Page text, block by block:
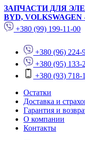
ЗАПЧАСТИ ДЛЯ
BYD,
+380 (99) 199-11-00
+380 (96) 224-
+380 (95) 133-
+380 (93) 718-
Остатки
Доставка и
Гарантия и
О компании
Контакты